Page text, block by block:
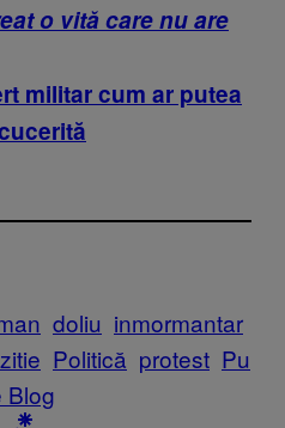
o vită care nu are
militar cum ar putea
doliu inmormantar
Politică protest Pu
Blog